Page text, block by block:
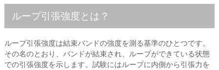
ループ引張強度とは？
ループ引張強度は結束バンドの強度を測る基準のひとつです。
その名のとおり、バンドが結束され、ループができている状態
での引張強度を示します。試験にはループに内側から引張力を